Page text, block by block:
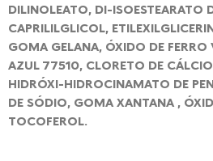
DILINOLEATO, DI-ISOESTEARATO
CAPRILILGLICOL,
GOMA GELANA, ÓXIDO DE
AZUL 77510, CLORETO DE
HIDRÓXI-HIDROCINAMATO DE
DE SÓDIO, GOMA XANTANA ,
TOCOFEROL.